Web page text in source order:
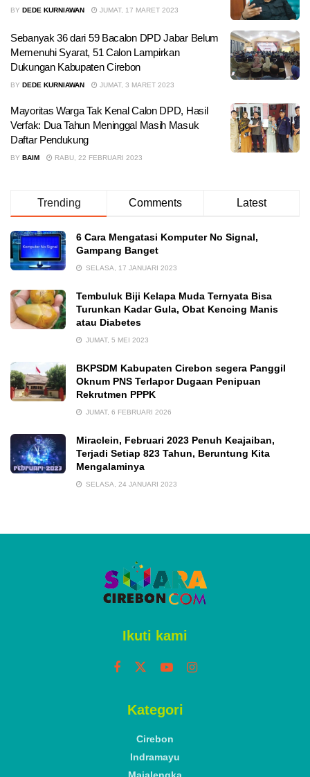
BY DEDE KURNIAWAN JUMAT, 17 MARET 2023
Sebanyak 36 dari 59 Bacalon DPD Jabar Belum
Memenuhi Syarat, 51 Calon Lampirkan
Dukungan Kabupaten Cirebon
BY DEDE KURNIAWAN JUMAT, 3 MARET 2023
Mayoritas Warga Tak Kenal Calon DPD, Hasil
Verfak: Dua Tahun Meninggal Masih Masuk
Daftar Pendukung
BY BAIM RABU, 22 FEBRUARI 2023
Trending Comments Latest
6 Cara Mengatasi Komputer No Signal,
Gampang Banget
SELASA, 17 JANUARI 2023
Tembuluk Biji Kelapa Muda Ternyata Bisa
Turunkan Kadar Gula, Obat Kencing Manis
atau Diabetes
JUMAT, 5 MEI 2023
BKPSDM Kabupaten Cirebon segera Panggil
Oknum PNS Terlapor Dugaan Penipuan
Rekrutmen PPPK
JUMAT, 6 FEBRUARI 2026
Miraclein, Februari 2023 Penuh Keajaiban,
Terjadi Setiap 823 Tahun, Beruntung Kita
Mengalaminya
SELASA, 24 JANUARI 2023
Ikuti kami
Kategori
Cirebon
Indramayu
Majalengka